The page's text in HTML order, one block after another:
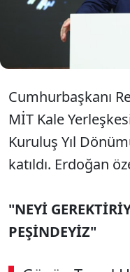
İsrail'i
Cumhurbaşkanı
MİT Kale
Kuruluş Yıl
katıldı. Erdoğan
"NEYİ
PEŞİNDEYİZ"